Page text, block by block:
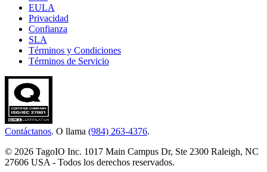
EULA
Privacidad
Confianza
SLA
Términos y Condiciones
Términos de Servicio
Contáctanos. O llama (984) 263-4376.
© 2026 TagoIO Inc. 1017 Main Campus Dr, Ste 2300 Raleigh, NC
27606 USA - Todos los derechos reservados.